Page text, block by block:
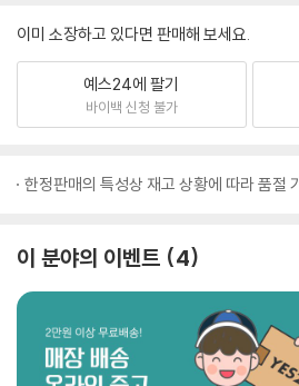
이미 소장하고 있다면 판매해 보세요.
예스24에 팔기
바이백 신청 불가
한정판매의 특성상 재고 상황에 따라 품절
이 분야의 이벤트 4